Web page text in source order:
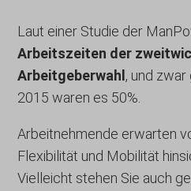
Laut einer Studie der
Arbeitszeiten der
Arbeitgeberwahl , und
2015 waren es 50%.
Arbeitnehmende erwarten
Flexibilität und Mobilität
Vielleicht stehen Sie auch